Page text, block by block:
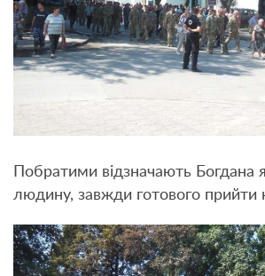
Побратими відзначають Богдана
людину, завжди готового прийти